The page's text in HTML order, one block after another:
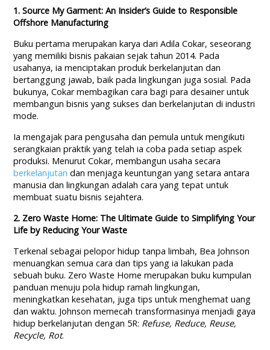
1. Source My Garment: An Insider’s Guide to Responsible
Offshore Manufacturing
Buku pertama merupakan karya dari Adila Cokar, seseorang
yang memiliki bisnis pakaian sejak tahun 2014. Pada
usahanya, ia menciptakan produk berkelanjutan dan
bertanggung jawab, baik pada lingkungan juga sosial. Pada
bukunya, Cokar membagikan cara bagi para desainer untuk
membangun bisnis yang sukses dan berkelanjutan di industri
mode.
Ia mengajak para pengusaha dan pemula untuk mengikuti
serangkaian praktik yang telah ia coba pada setiap aspek
produksi. Menurut Cokar, membangun usaha secara
berkelanjutan dan menjaga keuntungan yang setara antara
manusia dan lingkungan adalah cara yang tepat untuk
membuat suatu bisnis sejahtera.
2. Zero Waste Home: The Ultimate Guide to Simplifying Your
Life by Reducing Your Waste
Terkenal sebagai pelopor hidup tanpa limbah, Bea Johnson
menuangkan semua cara dan tips yang ia lakukan pada
sebuah buku. Zero Waste Home merupakan buku kumpulan
panduan menuju pola hidup ramah lingkungan,
meningkatkan kesehatan, juga tips untuk menghemat uang
dan waktu. Johnson memecah transformasinya menjadi gaya
hidup berkelanjutan dengan 5R: Refuse, Reduce, Reuse,
Recycle, Rot.